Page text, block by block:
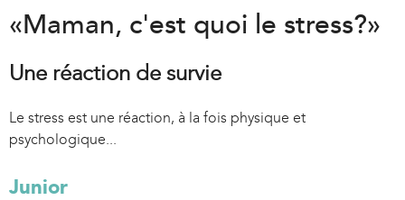
«Maman, c'est quoi le stress?»
Une réaction de survie
Le stress est une réaction, à la fois physique et
psychologique...
Junior